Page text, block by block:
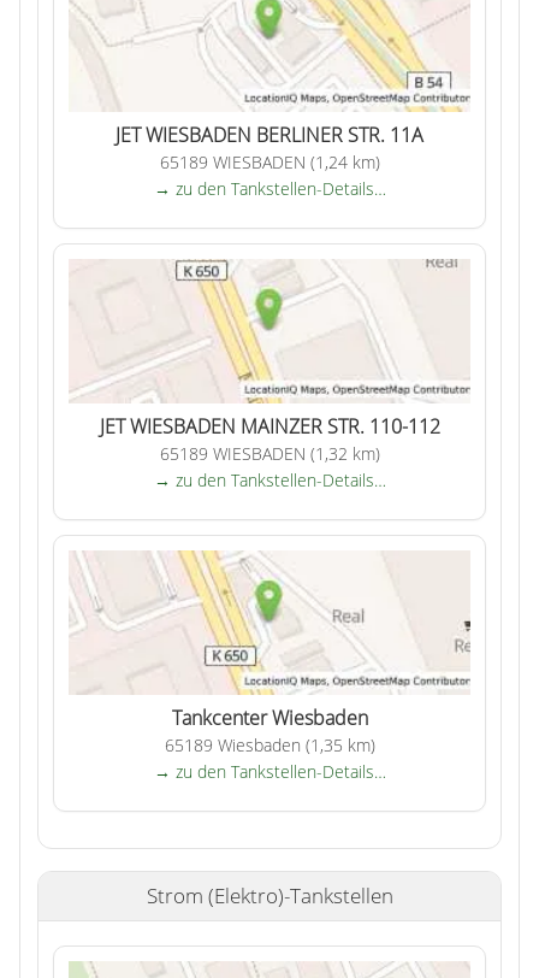
JET WIESBADEN BERLINER STR. 11A
65189 WIESBADEN (1,24 km)
→ zu den Tankstellen-Details…
JET WIESBADEN MAINZER STR. 110-112
65189 WIESBADEN (1,32 km)
→ zu den Tankstellen-Details…
Tankcenter Wiesbaden
65189 Wiesbaden (1,35 km)
→ zu den Tankstellen-Details…
Strom (Elektro)-Tankstellen